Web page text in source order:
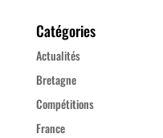
Catégories
Actualités
Bretagne
Compétitions
France